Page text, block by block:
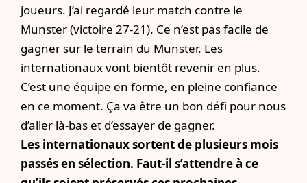
joueurs. J’ai regardé leur match contre le
Munster (victoire 27-21). Ce n’est pas facile de
gagner sur le terrain du Munster. Les
internationaux vont bientôt revenir en plus.
C’est une équipe en forme, en pleine confiance
en ce moment. Ça va être un bon défi pour nous
d’aller là-bas et d’essayer de gagner.
Les internationaux sortent de plusieurs mois
passés en sélection. Faut-il s’attendre à ce